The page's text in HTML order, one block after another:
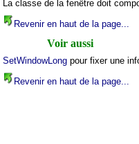
La classe de la fenêtre doit
Revenir en haut de la page...
Voir aussi
SetWindowLongpour fixer une
Revenir en haut de la page...